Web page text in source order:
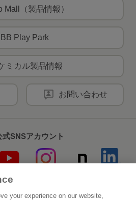
Mall（製品情報）
Play Park
ミカル製品情報
お問い合わせ
式SNSアカウント
花王について
your experience on our website,